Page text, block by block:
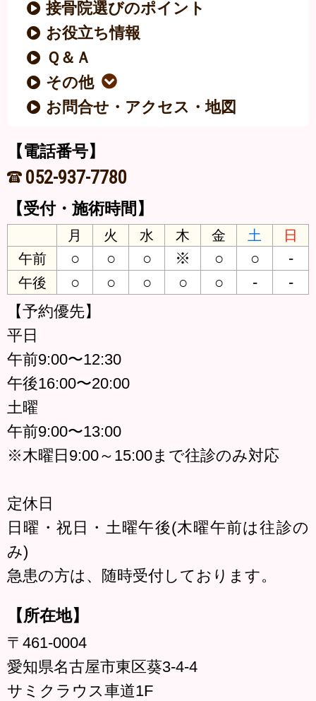
接骨院選びのポイント
お役立ち情報
Ｑ＆Ａ
その他
お問合せ・アクセス・地図
【電話番号】
052-937-7780
【受付・施術時間】
月 火 水 木 金 土
日
午前
○ ○ ○ ※ ○ ○ -
午後 ○ ○ ○ ○ ○ -
-
【予約優先】
平日
午前9:00〜12:30
午後16:00〜20:00
土曜
午前9:00〜13:00
※木曜日9:00～15:00まで往診のみ対応
定休日
日曜・祝日・土曜午後(木曜午前は往診の
み)
急患の方は、随時受付しております。
【所在地】
〒461-0004
愛知県名古屋市東区葵3-4-4
サミクラウス車道1F